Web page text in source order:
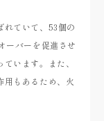
れていて、53個の
ーバーを促進させ
います。また、
用もあるため、火